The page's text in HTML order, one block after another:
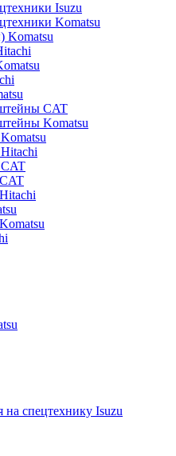
Isuzu
Komatsu
Komatsu
CAT
Komatsu
спецтехнику Isuzu